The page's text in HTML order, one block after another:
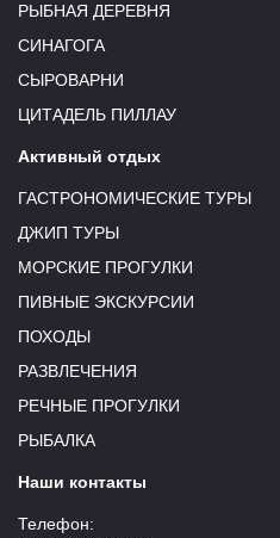
РЫБНАЯ ДЕРЕВНЯ
СИНАГОГА
СЫРОВАРНИ
ЦИТАДЕЛЬ ПИЛЛАУ
Активный отдых
ГАСТРОНОМИЧЕСКИЕ ТУРЫ
ДЖИП ТУРЫ
МОРСКИЕ ПРОГУЛКИ
ПИВНЫЕ ЭКСКУРСИИ
ПОХОДЫ
РАЗВЛЕЧЕНИЯ
РЕЧНЫЕ ПРОГУЛКИ
РЫБАЛКА
Наши контакты
Телефон: